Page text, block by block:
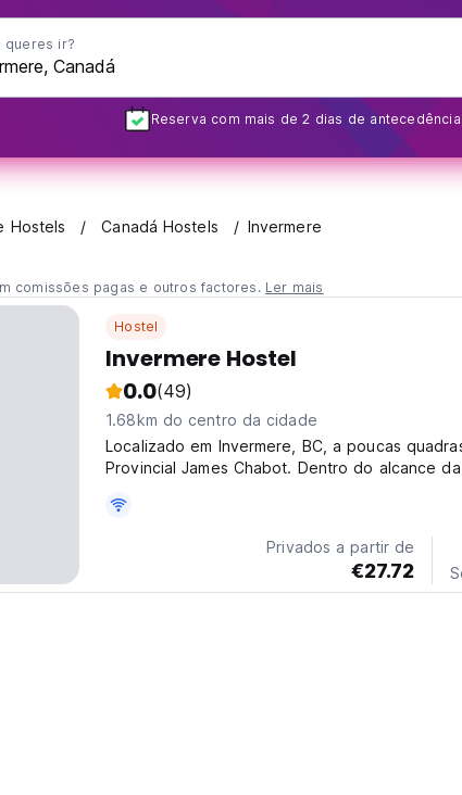
queres ir?
Reserva com mais de 2 dias de
Hostels Canadá Hostels Invermere
comissões pagas e outros factores. Ler mais
Hostel
Invermere Hostel
0.0(49)
1.68km do centro da cidade
Localizado em Invermere, BC, a poucas
Provincial James Chabot. Dentro do alcance
Privados a partir de
€27.72